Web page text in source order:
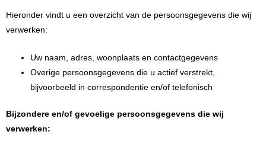
Hieronder vindt u een overzicht van de persoonsgegevens die wij
verwerken:
Uw naam, adres, woonplaats en contactgegevens
Overige persoonsgegevens die u actief verstrekt,
bijvoorbeeld in correspondentie en/of telefonisch
Bijzondere en/of gevoelige persoonsgegevens die wij
verwerken: